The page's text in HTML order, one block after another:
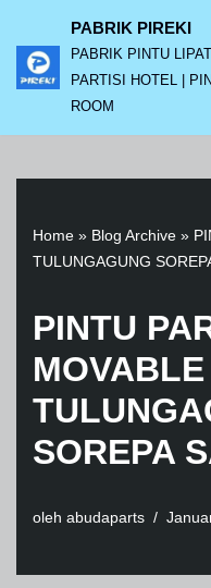
Lompat
ke
PABRIK PIREKI
PABRIK PINTU
PARTISI HOTEL |
ROOM
Home » Blog Archive »
TULUNGAGUNG
PINTU
MOVABLE
SOREPA
oleh abudaparts